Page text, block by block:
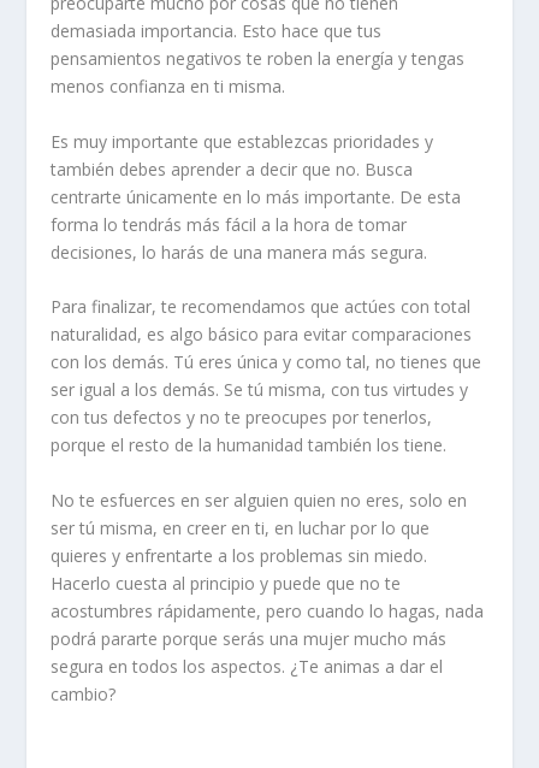
demasiada importancia. Esto hace que tus
pensamientos negativos te roben la energía y tengas
menos confianza en ti misma.
Es muy importante que establezcas prioridades y
también debes aprender a decir que no. Busca
centrarte únicamente en lo más importante. De esta
forma lo tendrás más fácil a la hora de tomar
decisiones, lo harás de una manera más segura.
Para finalizar, te recomendamos que actúes con total
naturalidad, es algo básico para evitar comparaciones
con los demás. Tú eres única y como tal, no tienes que
ser igual a los demás. Se tú misma, con tus virtudes y
con tus defectos y no te preocupes por tenerlos,
porque el resto de la humanidad también los tiene.
No te esfuerces en ser alguien quien no eres, solo en
ser tú misma, en creer en ti, en luchar por lo que
quieres y enfrentarte a los problemas sin miedo.
Hacerlo cuesta al principio y puede que no te
acostumbres rápidamente, pero cuando lo hagas, nada
podrá pararte porque serás una mujer mucho más
segura en todos los aspectos. ¿Te animas a dar el
cambio?